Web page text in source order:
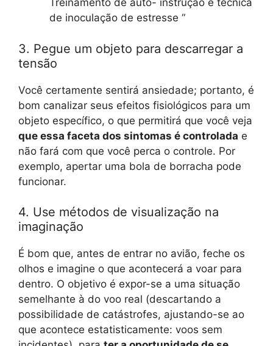
Treinamento de auto- instrução e técnica
de inoculação de estresse “
3. Pegue um objeto para descarregar a
tensão
Você certamente sentirá ansiedade; portanto, é
bom canalizar seus efeitos fisiológicos para um
objeto específico, o que permitirá que você veja
que essa faceta dos sintomas é controlada e
não fará com que você perca o controle. Por
exemplo, apertar uma bola de borracha pode
funcionar.
4. Use métodos de visualização na
imaginação
É bom que, antes de entrar no avião, feche os
olhos e imagine o que acontecerá a voar para
dentro. O objetivo é expor-se a uma situação
semelhante à do voo real (descartando a
possibilidade de catástrofes, ajustando-se ao
que acontece estatisticamente: voos sem